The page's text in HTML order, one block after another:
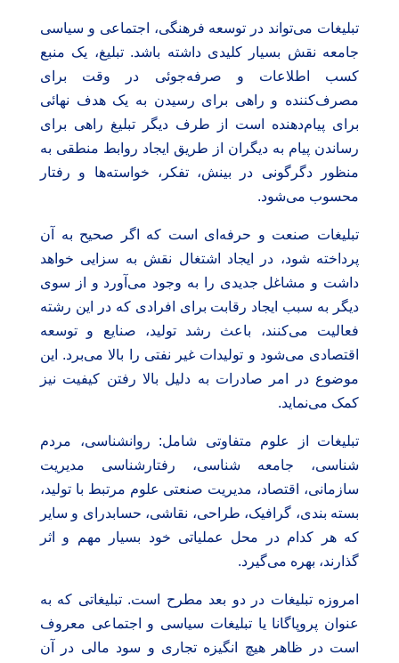
تبلیغات می‌تواند در توسعه فرهنگی، اجتماعی و سیاسی
جامعه نقش بسیار کلیدی داشته باشد. تبلیغ، یک منبع
کسب اطلاعات و صرفه‌جوئی در وقت برای
مصرف‌کننده و راهی برای رسیدن به یک هدف نهائی
برای پیام‌دهنده است از طرف دیگر تبلیغ راهی برای
رساندن پیام به دیگران از طریق ایجاد روابط منطقی به
منظور دگرگونی در بینش، تفکر، خواسته‌ها و رفتار
محسوب می‌شود.
تبلیغات صنعت و حرفه‌ای است که اگر صحیح به آن
پرداخته شود، در ایجاد اشتغال نقش به سزایی خواهد
داشت و مشاغل جدیدی را به وجود می‌آورد و از سوی
دیگر به سبب ایجاد رقابت برای افرادی که در این رشته
فعالیت می‌کنند، باعث رشد تولید، صنایع و توسعه
اقتصادی می‌شود و تولیدات غیر نفتی را بالا می‌برد. این
موضوع در امر صادرات به دلیل بالا رفتن کیفیت نیز
کمک می‌نماید.
تبلیغات از علوم متفاوتی شامل: روانشناسی، مردم
شناسی، جامعه شناسی، رفتارشناسی مدیریت
سازمانی، اقتصاد، مدیریت صنعتی علوم مرتبط با تولید،
بسته بندی، گرافیک، طراحی، نقاشی، حسابدرای و سایر
که هر کدام در محل عملیاتی خود بسیار مهم و اثر
گذارند، بهره می‌گیرد.
امروزه تبلیغات در دو بعد مطرح است. تبلیغاتی که به
عنوان پروپاگانا یا تبلیغات سیاسی و اجتماعی معروف
است در ظاهر هیچ انگیزه تجاری و سود مالی در آن